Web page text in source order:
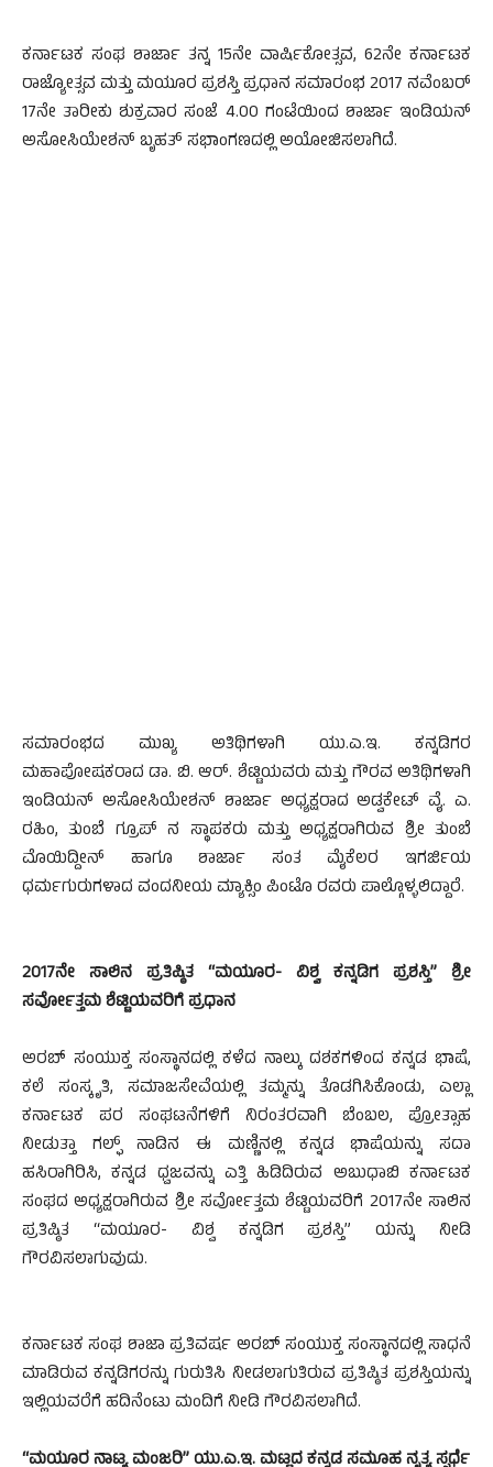
ಕರ್ನಾಟಕ ಸಂಘ ಶಾರ್ಜಾ ತನ್ನ 15ನೇ ವಾರ್ಷಿಕೋತ್ಸವ, 62ನೇ ಕರ್ನಾಟಕ
ರಾಜ್ಯೋತ್ಸವ ಮತ್ತು ಮಯೂರ ಪ್ರಶಸ್ತಿ ಪ್ರಧಾನ ಸಮಾರಂಭ 2017 ನವೆಂಬರ್
17ನೇ ತಾರೀಕು ಶುಕ್ರವಾರ ಸಂಜೆ 4.00 ಗಂಟೆಯಿಂದ ಶಾರ್ಜಾ ಇಂಡಿಯನ್
ಅಸೋಸಿಯೇಶನ್ ಬೃಹತ್ ಸಭಾಂಗಣದಲ್ಲಿ ಅಯೋಜಿಸಲಾಗಿದೆ.
ಸಮಾರಂಭದ ಮುಖ್ಯ ಅತಿಥಿಗಳಾಗಿ ಯು.ಎ.ಇ. ಕನ್ನಡಿಗರ
ಮಹಾಪೋಷಕರಾದ ಡಾ. ಬಿ. ಆರ್. ಶೆಟ್ಟಿಯವರು ಮತ್ತು ಗೌರವ ಅತಿಥಿಗಳಾಗಿ
ಇಂಡಿಯನ್ ಅಸೋಸಿಯೇಶನ್ ಶಾರ್ಜಾ ಅಧ್ಯಕ್ಷರಾದ ಅಡ್ವಕೇಟ್ ವೈ. ಎ.
ರಹಿಂ, ತುಂಬೆ ಗ್ರೂಪ್ ನ ಸ್ಥಾಪಕರು ಮತ್ತು ಅಧ್ಯಕ್ಷರಾಗಿರುವ ಶ್ರೀ ತುಂಬೆ
ಮೊಯಿದ್ದೀನ್ ಹಾಗೂ ಶಾರ್ಜಾ ಸಂತ ಮೈಕೆಲರ ಇಗರ್ಜಿಯ
ಧರ್ಮಗುರುಗಳಾದ ವಂದನೀಯ ಮ್ಯಾಕ್ಸಿಂ ಪಿಂಟೊ ರವರು ಪಾಲ್ಗೊಳ್ಳಲಿದ್ದಾರೆ.
2017ನೇ ಸಾಲಿನ ಪ್ರತಿಷ್ಠಿತ “ಮಯೂರ- ವಿಶ್ವ ಕನ್ನಡಿಗ ಪ್ರಶಸ್ತಿ” ಶ್ರೀ
ಸರ್ವೋತ್ತಮ ಶೆಟ್ಟಿಯವರಿಗೆ ಪ್ರಧಾನ
ಅರಬ್ ಸಂಯುಕ್ತ ಸಂಸ್ಥಾನದಲ್ಲಿ ಕಳೆದ ನಾಲ್ಕು ದಶಕಗಳಿಂದ ಕನ್ನಡ ಭಾಷೆ,
ಕಲೆ ಸಂಸ್ಕೃತಿ, ಸಮಾಜಸೇವೆಯಲ್ಲಿ ತಮ್ಮನ್ನು ತೊಡಗಿಸಿಕೊಂಡು, ಎಲ್ಲಾ
ಕರ್ನಾಟಕ ಪರ ಸಂಘಟನೆಗಳಿಗೆ ನಿರಂತರವಾಗಿ ಬೆಂಬಲ, ಪ್ರೋತ್ಸಾಹ
ನೀಡುತ್ತಾ ಗಲ್ಫ್ ನಾಡಿನ ಈ ಮಣ್ಣಿನಲ್ಲಿ ಕನ್ನಡ ಭಾಷೆಯನ್ನು ಸದಾ
ಹಸಿರಾಗಿರಿಸಿ, ಕನ್ನಡ ಧ್ವಜವನ್ನು ಎತ್ತಿ ಹಿಡಿದಿರುವ ಅಬುಧಾಬಿ ಕರ್ನಾಟಕ
ಸಂಘದ ಅಧ್ಯಕ್ಷರಾಗಿರುವ ಶ್ರೀ ಸರ್ವೋತ್ತಮ ಶೆಟ್ಟಿಯವರಿಗೆ 2017ನೇ ಸಾಲಿನ
ಪ್ರತಿಷ್ಠಿತ “ಮಯೂರ- ವಿಶ್ವ ಕನ್ನಡಿಗ ಪ್ರಶಸ್ತಿ” ಯನ್ನು ನೀಡಿ
ಗೌರವಿಸಲಾಗುವುದು.
ಕರ್ನಾಟಕ ಸಂಘ ಶಾಜಾ ಪ್ರತಿವರ್ಷ ಅರಬ್ ಸಂಯುಕ್ತ ಸಂಸ್ಥಾನದಲ್ಲಿ ಸಾಧನೆ
ಮಾಡಿರುವ ಕನ್ನಡಿಗರನ್ನು ಗುರುತಿಸಿ ನೀಡಲಾಗುತಿರುವ ಪ್ರತಿಷ್ಠಿತ ಪ್ರಶಸ್ತಿಯನ್ನು
ಇಲ್ಲಿಯವರೆಗೆ ಹದಿನೆಂಟು ಮಂದಿಗೆ ನೀಡಿ ಗೌರವಿಸಲಾಗಿದೆ.
“ಮಯೂರ ನಾಟ್ಯ ಮಂಜರಿ” ಯು.ಎ.ಇ. ಮಟ್ಟದ ಕನ್ನಡ ಸಮೂಹ ನೃತ್ಯ ಸ್ಪರ್ಧೆ